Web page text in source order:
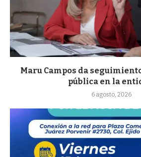
Maru Campos da
pública en la
6 agosto, 2026